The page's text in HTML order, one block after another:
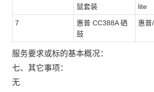
鼠套装
lite
7
惠普 CC388A 硒
鼓
惠普
服务要求或标的基本概况：
七、其它事项：
无